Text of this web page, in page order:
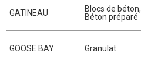
GATINEAU Blocs de béton,
Béton préparé
GOOSE BAY Granulat